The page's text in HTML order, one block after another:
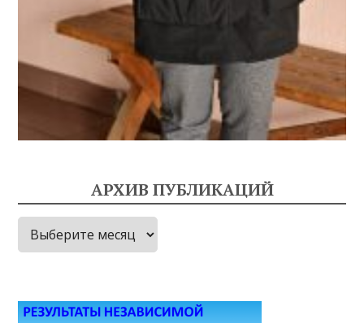
АРХИВ ПУБЛИКАЦИЙ
Архив
публикаций